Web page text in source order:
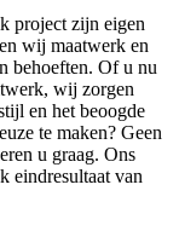
project zijn eigen
wij maatwerk en
behoeften. Of u nu
wij zorgen
en het beoogde
te maken? Geen
u graag. Ons
eindresultaat van